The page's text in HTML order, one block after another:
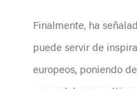
Finalmente, ha
puede servir de
europeos, poniendo